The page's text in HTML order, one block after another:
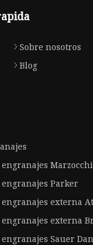
Sobre nosotros
Blog
Marzocchi
Parker
externa
engranajes externa
Sauer